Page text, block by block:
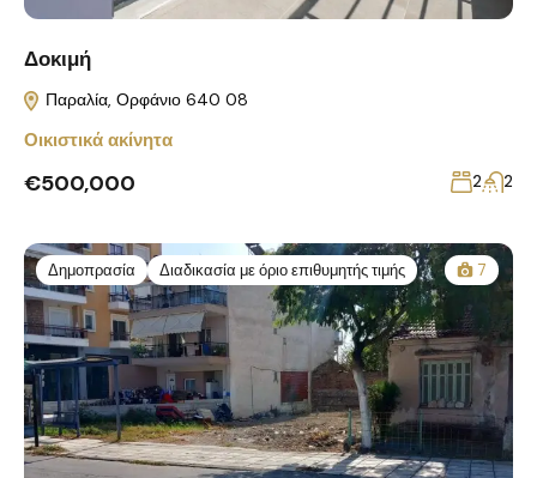
Δοκιμή
Παραλία, Ορφάνιο 640 08
Οικιστικά ακίνητα
€500,000 2 2
Δημοπρασία Διαδικασία με όριο επιθυμητής τιμής 7